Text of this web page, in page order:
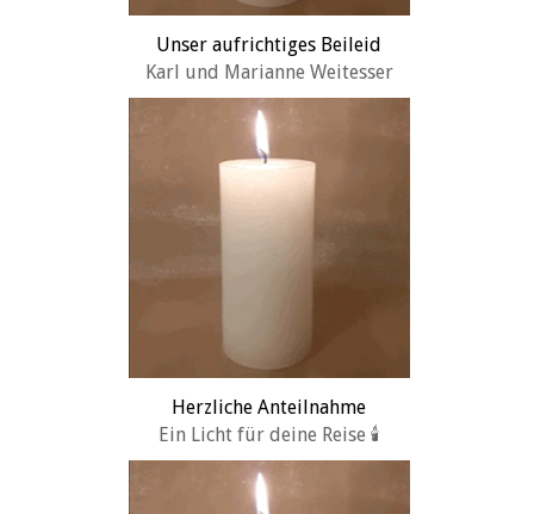
Unser aufrichtiges Beileid
Karl und Marianne Weitesser
Herzliche Anteilnahme
Ein Licht für deine Reise 🕯